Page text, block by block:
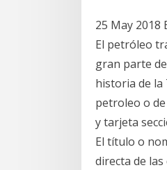
25 May
El petróleo
gran parte
historia de
petroleo o
y tarjeta
El título o
directa de